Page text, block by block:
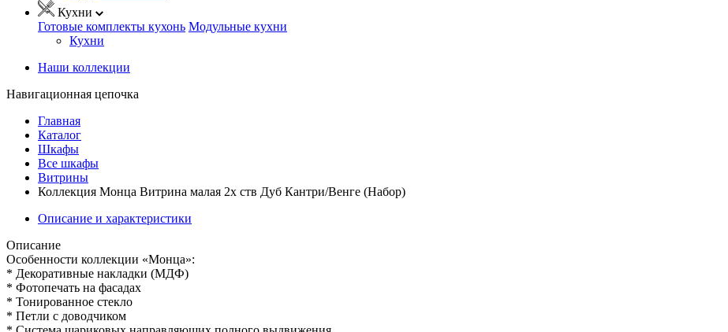
Кухни
Готовые комплекты кухонь Модульные кухни
Кухни
Наши коллекции
Навигационная цепочка
Главная
Каталог
Шкафы
Все шкафы
Витрины
Коллекция Монца Витрина малая 2х ств Дуб Кантри/Венге (Набор)
Описание и характеристики
Описание
Особенности коллекции «Монца»:
* Декоративные накладки (МДФ)
* Фотопечать на фасадах
* Тонированное стекло
* Петли с доводчиком